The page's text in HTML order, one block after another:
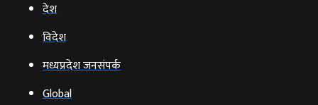
देश
विदेश
मध्यप्रदेश जनसंपर्क
Global